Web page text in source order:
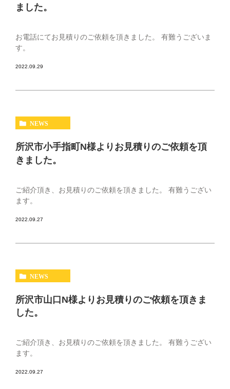
ました。
お電話にてお見積りのご依頼を頂きました。 有難うございま
す。
2022.09.29
NEWS
所沢市小手指町N様よりお見積りのご依頼を頂
きました。
ご紹介頂き、お見積りのご依頼を頂きました。 有難うござい
ます。
2022.09.27
NEWS
所沢市山口N様よりお見積りのご依頼を頂きま
した。
ご紹介頂き、お見積りのご依頼を頂きました。 有難うござい
ます。
2022.09.27